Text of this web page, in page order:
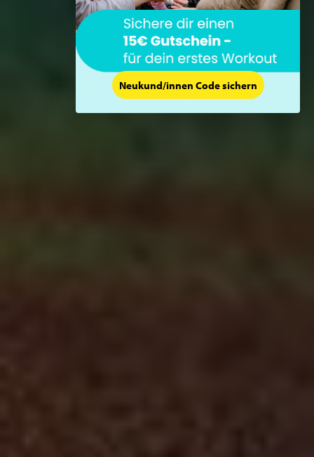
Neukund/innen Code sichern